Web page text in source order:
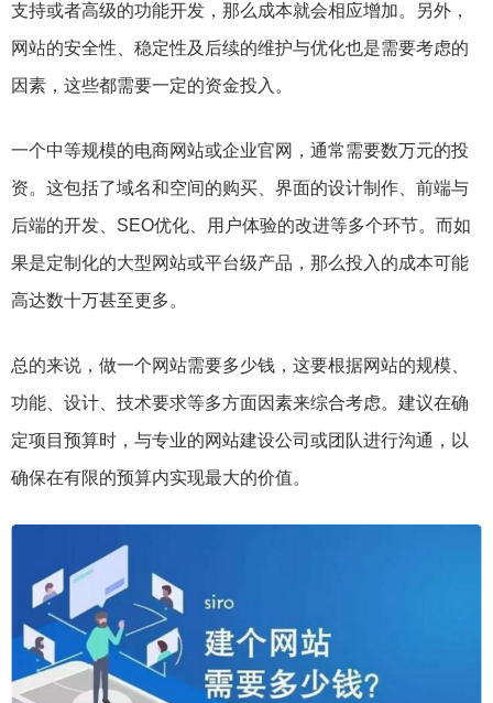
支持或者高级的功能开发，那么成本就会相应增加。另外，
网站的安全性、稳定性及后续的维护与优化也是需要考虑的
因素，这些都需要一定的资金投入。
一个中等规模的电商网站或企业官网，通常需要数万元的投
资。这包括了域名和空间的购买、界面的设计制作、前端与
后端的开发、SEO优化、用户体验的改进等多个环节。而如
果是定制化的大型网站或平台级产品，那么投入的成本可能
高达数十万甚至更多。
总的来说，做一个网站需要多少钱，这要根据网站的规模、
功能、设计、技术要求等多方面因素来综合考虑。建议在确
定项目预算时，与专业的网站建设公司或团队进行沟通，以
确保在有限的预算内实现最大的价值。